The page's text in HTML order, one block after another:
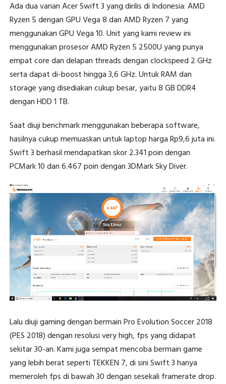
Ada dua varian Acer Swift 3 yang dirilis di Indonesia: AMD
Ryzen 5 dengan GPU Vega 8 dan AMD Ryzen 7 yang
menggunakan GPU Vega 10. Unit yang kami review ini
menggunakan prosesor AMD Ryzen 5 2500U yang punya
empat core dan delapan threads dengan clockspeed 2 GHz
serta dapat di-boost hingga 3,6 GHz. Untuk RAM dan
storage yang disediakan cukup besar, yaitu 8 GB DDR4
dengan HDD 1 TB.
Saat diuji benchmark menggunakan beberapa software,
hasilnya cukup memuaskan untuk laptop harga Rp9,6 juta ini.
Swift 3 berhasil mendapatkan skor 2.341 poin dengan
PCMark 10 dan 6.467 poin dengan 3DMark Sky Diver.
Lalu diuji gaming dengan bermain Pro Evolution Soccer 2018
(PES 2018) dengan resolusi very high, fps yang didapat
sekitar 30-an. Kami juga sempat mencoba bermain game
yang lebih berat seperti TEKKEN 7, di sini Swift 3 hanya
memeroleh fps di bawah 30 dengan sesekali framerate drop.